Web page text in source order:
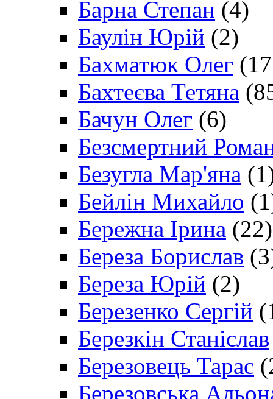
Барна Степан (4)
Баулін Юрій (2)
Бахматюк Олег
Бахтеєва Тетяна
Бачун Олег (6)
Безсмертний
Безугла Мар'яна
Бейлін Михайло
Бережна Ірина (22)
Береза Борислав
Береза Юрій (2)
Березенко Сергій
Березкін Станіслав
Березовець Тарас
Березовська